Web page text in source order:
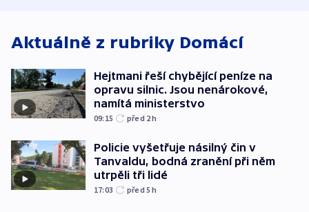
Aktuálně z rubriky Domácí
Hejtmani řeší chybějící peníze na
opravu silnic. Jsou nenárokové,
namítá ministerstvo
09:15 před 2h
Policie vyšetřuje násilný čin v
Tanvaldu, bodná zranění při něm
utrpěli tři lidé
17:03 před 5h